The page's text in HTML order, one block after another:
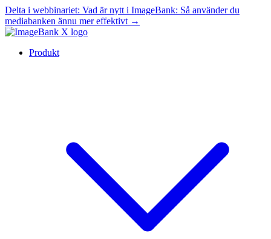
Delta i webbinariet: Vad är nytt i ImageBank: Så använder du
mediabanken ännu mer effektivt →
Produkt